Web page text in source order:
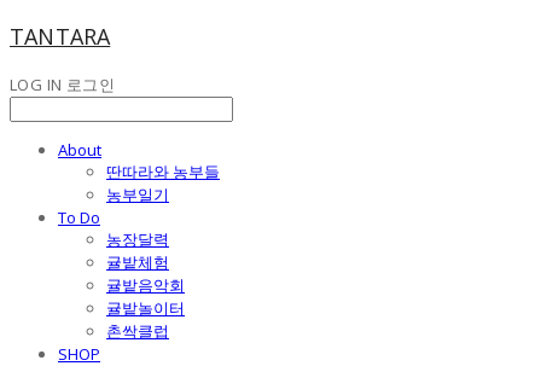
TANTARA
LOG IN 로그인
About
딴따라와 농부들
농부일기
To Do
농장달력
귤밭체험
귤밭음악회
귤밭놀이터
촌싹클럽
SHOP